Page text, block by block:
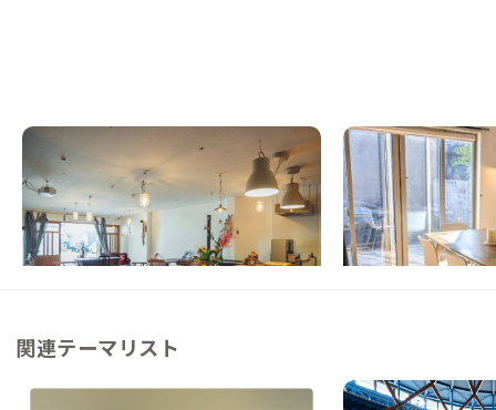
竹田B邸
大分県 シェアハウス
【駅徒歩7分/阿蘇・湯布院・別府の有名温泉
地へ車60分】城下町にあるシェアハウス
この家からの距離 0km
別府B邸
大分県 戸建て
【まるっと貸切専用
日違う温泉に通える
この家からの距離 39km
関連テーマリスト